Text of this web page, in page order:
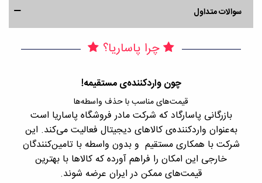
سوالات متداول
چرا پاساریا؟
چون واردکننده‌ی مستقیمه!
قیمت‌های مناسب با حذف واسطه‌ها
بازرگانی پاسارگاد که شرکت مادر فروشگاه پاساریا است
به‌عنوان واردکننده‌ی کالاهای دیجیتال فعالیت می‌کند. این
شرکت با همکاری مستقیم و بدون واسطه با تامین‌کنندگان
خارجی این امکان را فراهم آورده که کالاها با بهترین
قیمت‌های ممکن در ایران عرضه شوند.